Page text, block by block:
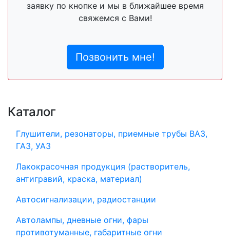
заявку по кнопке и мы в ближайшее время
свяжемся с Вами!
Позвонить мне!
Каталог
Глушители, резонаторы, приемные трубы ВАЗ,
ГАЗ, УАЗ
Лакокрасочная продукция (растворитель,
антигравий, краска, материал)
Автосигнализации, радиостанции
Автолампы, дневные огни, фары
противотуманные, габаритные огни